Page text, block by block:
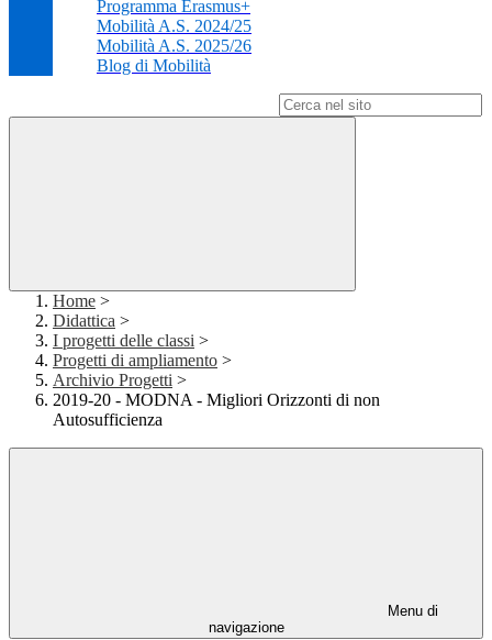
Programma Erasmus+
Mobilità A.S. 2024/25
Mobilità A.S. 2025/26
Blog di Mobilità
Home >
Didattica >
I progetti delle classi >
Progetti di ampliamento >
Archivio Progetti >
2019-20 - MODNA - Migliori Orizzonti di non
Autosufficienza
Menu di
navigazione